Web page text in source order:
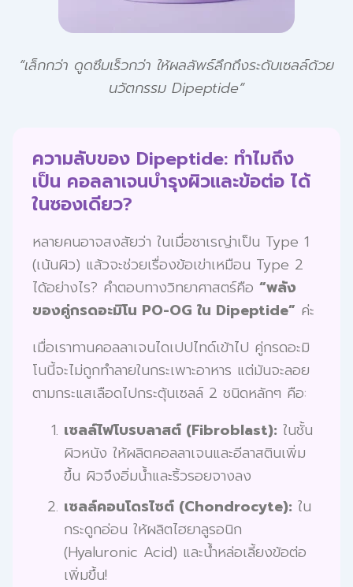
“เล็กกว่า ดูดซึมเร็วกว่า ให้ผลลัพธ์ลึกถึงระดับเซลล์ด้วย
นวัตกรรม Dipeptide”
ความลับของ Dipeptide: ทำไมถึง
เป็น คอลลาเจนบำรุงผิวและข้อต่อ ได้
ในซองเดียว?
หลายคนอาจสงสัยว่า ในเมื่อชาเรญ่าเป็น Type 1
(เน้นผิว) แล้วจะช่วยเรื่องข้อเข่าเหมือน Type 2
ได้อย่างไร? คำตอบทางวิทยาศาสตร์คือ “พลัง
ของคู่กรดอะมิโน PO-OG ใน Dipeptide” ค่ะ
เมื่อเราทานคอลลาเจนไดเปปไทด์เข้าไป คู่กรดอะมิ
โนนี้จะไม่ถูกทำลายในกระเพาะอาหาร แต่มันจะลอย
ตามกระแสเลือดไปกระตุ้นเซลล์ 2 ชนิดหลักๆ คือ:
เซลล์ไฟโบรบลาสต์ (Fibroblast):ในชั้น
ผิวหนัง ให้ผลิตคอลลาเจนและอีลาสตินเพิ่ม
ขึ้น ผิวจึงอิ่มน้ำและริ้วรอยจางลง
เซลล์คอนโดรไซต์ (Chondrocyte):ใน
กระดูกอ่อน ให้ผลิตไฮยาลูรอนิก
(Hyaluronic Acid) และน้ำหล่อเลี้ยงข้อต่อ
เพิ่มขึ้น!